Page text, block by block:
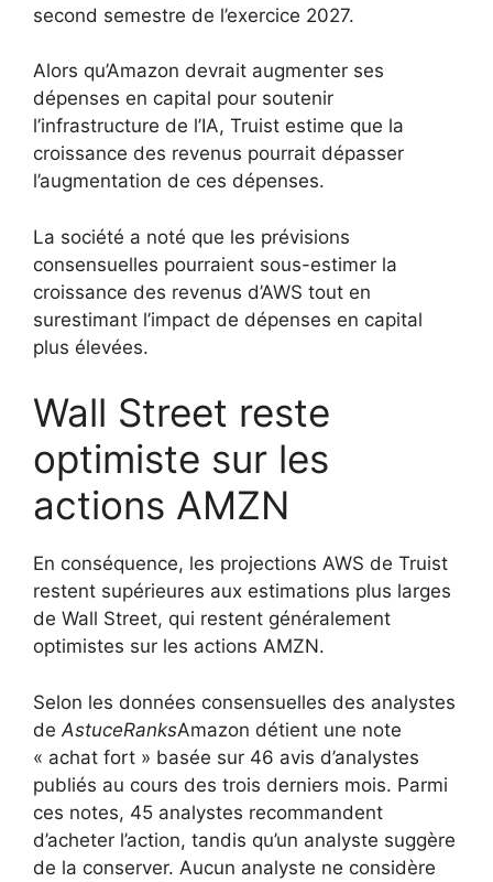
second semestre de l’exercice 2027.
Alors qu’Amazon devrait augmenter ses
dépenses en capital pour soutenir
l’infrastructure de l’IA, Truist estime que la
croissance des revenus pourrait dépasser
l’augmentation de ces dépenses.
La société a noté que les prévisions
consensuelles pourraient sous-estimer la
croissance des revenus d’AWS tout en
surestimant l’impact de dépenses en capital
plus élevées.
Wall Street reste
optimiste sur les
actions AMZN
En conséquence, les projections AWS de Truist
restent supérieures aux estimations plus larges
de Wall Street, qui restent généralement
optimistes sur les actions AMZN.
Selon les données consensuelles des analystes
de AstuceRanksAmazon détient une note
« achat fort » basée sur 46 avis d’analystes
publiés au cours des trois derniers mois. Parmi
ces notes, 45 analystes recommandent
d’acheter l’action, tandis qu’un analyste suggère
de la conserver. Aucun analyste ne considère